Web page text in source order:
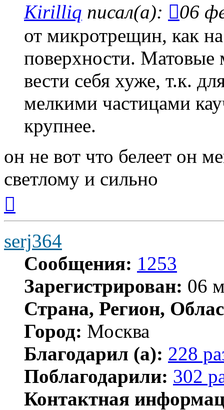
Kirilliq писал(а):
06
от микротрещин, как
поверхности. Матовые
вести себя хуже, т.к.
мелкими частицами
крупнее.
он не вот что белеет он
светлому и сильно
началу
serj364
Сообщения: 1253
Зарегистрирован: 06
Страна, Регион,
Город: Москва
Благодарил (а): 228
Поблагодарили: 302
Контактная